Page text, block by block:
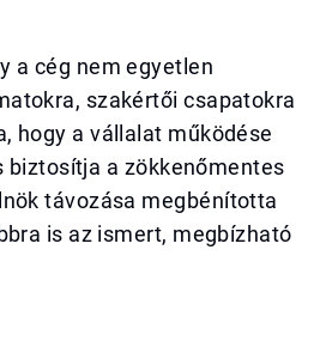
a cég nem egyetlen
szakértői csapatokra
hogy a vállalat működése
biztosítja a zökkenőmentes
távozása megbénította
is az ismert, megbízható